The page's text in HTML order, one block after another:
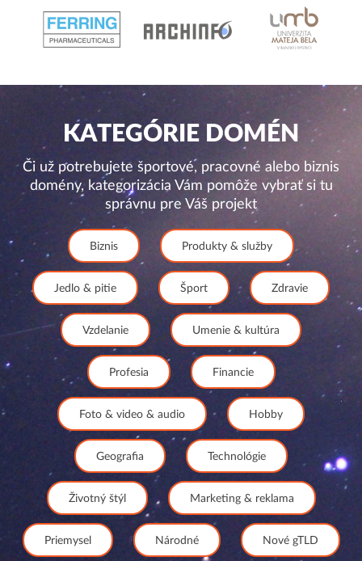
KATEGÓRIE DOMÉN
Či už potrebujete športové, pracovné alebo biznis
domény, kategorizácia Vám pomôže vybrať si tu
správnu pre Váš projekt
Biznis Produkty & služby
Jedlo & pitie Šport Zdravie
Vzdelanie Umenie & kultúra
Profesia Financie
Foto & video & audio Hobby
Geografia Technológie
Životný štýl Marketing & reklama
Priemysel Národné Nové gTLD